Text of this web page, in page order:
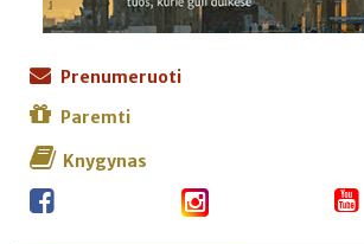
Prenumeruoti
Paremti
Knygynas